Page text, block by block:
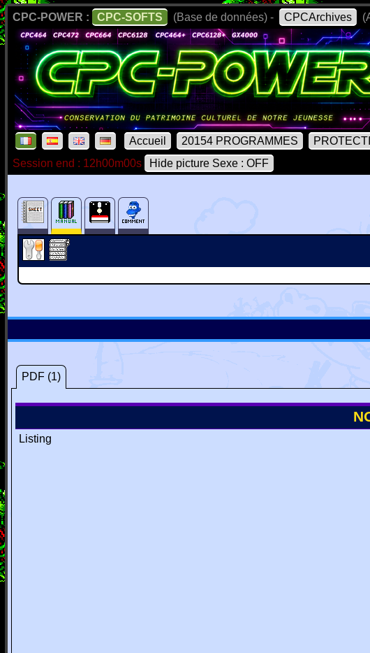
CPC-POWER : CPC-SOFTS (Base de données) - CPCArchives
Accueil 20154 PROGRAMMES
Session end : 12h00m00s
Hide picture Sexe : OFF
PDF (1)
Listing